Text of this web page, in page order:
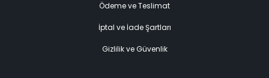
Ödeme ve Teslimat
İptal ve İade Şartları
Gizlilik ve Güvenlik